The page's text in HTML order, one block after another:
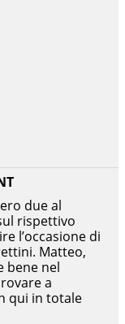
due al
rispettivo
l’occasione di
Matteo,
bene nel
a
qui in totale